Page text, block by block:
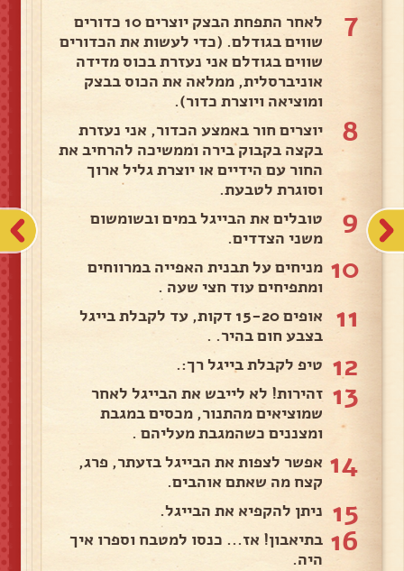
7
לאחר התפחת הבצק יוצרים 10 כדורים
שווים בגודלם. (כדי לעשות את הכדורים
שווים בגודלם אני נעזרת בכוס מדידה
אוניברסלית, ממלאה את הכוס בבצק
ומוציאה ויוצרת כדור).
8
יוצרים חור באמצע הכדור, אני נעזרת
בקצה בקבוק בירה וממשיכה להרחיב את
החור עם הידיים או יוצרת גליל ארוך
וסוגרת לטבעת.
9
טובלים את הבייגל במים ובשומשום
משני הצדדים.
10 מניחים על תבנית האפייה במרווחים
ומתפיחים עוד חצי שעה .
11
אופים 15-20 דקות, עד לקבלת בייגל
בצבע חום בהיר. .
12 טיפ לקבלת בייגל רך:.
13 זהירות! לא לייבש את הבייגל לאחר
שמוציאים מהתנור, מכסים במגבת
ומצננים כשהמגבת מעליהם .
14 אפשר לצפות את הבייגל בזעתר, פרג,
קצח מה שאתם אוהבים.
15 ניתן להקפיא את הבייגל.
16 בתיאבון! אז... כנסו למטבח וספרו איך
היה.